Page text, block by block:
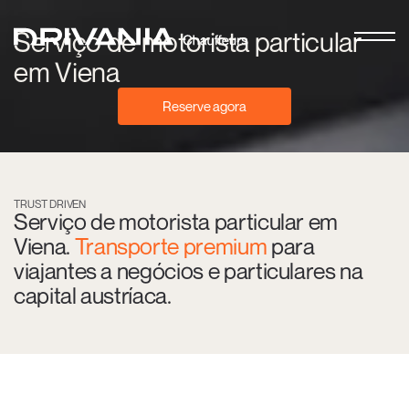
Serviço de motorista particular
em Viena
Reserve agora
TRUST DRIVEN
Serviço de motorista particular em
Viena. Transporte premium para
viajantes a negócios e particulares na
capital austríaca.